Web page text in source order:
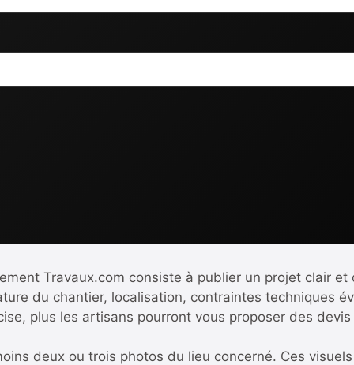
Travaux.com consiste à publier un projet clair
du chantier, localisation, contraintes techniques
plus les artisans pourront vous proposer des
deux ou trois photos du lieu concerné. Ces